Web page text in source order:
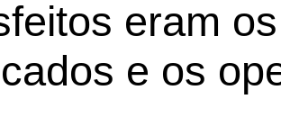
eram
e os